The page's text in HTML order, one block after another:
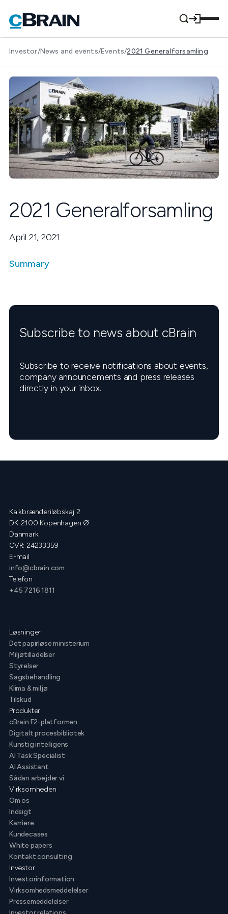
Investor/News and events/Events/2021 Generalforsamling
2021 Generalforsamling
April 21, 2021
Summary
Subscribe to news about cBrain
Subscribe to receive notifications about events,
company announcements and press releases
directly in your inbox.
Kalkbrænderiløbskaj 2
DK-2100 Kopenhagen Ø
Danmark
CVR: 24233359
E-mail
info@cbrain.com
Telefon
+45 7216 1811
Løsninger
Det papirløse ministerium
Miljøtilladelser
Styrelser
Sagsbehandling
Klima & miljø
Tilskud
Produkter
cBrain F2-platformen
Digitalt procesbibliotek
Kunstig intelligens
AI Task Specialist
AI Assistant
Sådan arbejder vi
Virksomheden
Om os
Indsigt
Karriere
Kundecases
White papers
Kontakt consulting
Investor
Investorinformation
Virksomhedsmeddelelser
Pressemeddelelser